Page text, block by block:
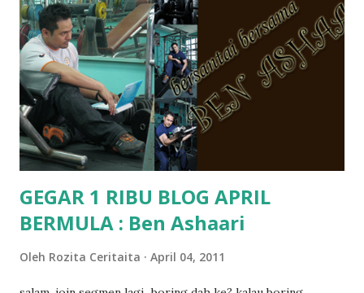
terasa jugak semakin teruk bila abg long dah masuk 2 tahun
kat salah satu tadika swasta ni.. tapi nampaknya kenal huruf
pun tak tau.. pengsan aku bila ingat balik.. aku mula fikir
mungkin sebab abg long sendiri jenis budak yang ada
masalah dyslexia.. tapi minor la.. nanti la aku cerita pasal
dyslexia tu.. lepas tu kami buat keputusan pu...
GEGAR 1 RIBU BLOG APRIL
BERMULA : Ben Ashaari
Oleh Rozita Ceritaita April 04, 2011